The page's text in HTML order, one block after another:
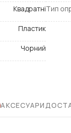
Квадратні
Пластик
Чорний
Тип
АКСЕСУАРИ